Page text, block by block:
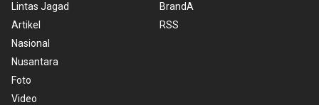
Lintas Jagad
Artikel
Nasional
Nusantara
Foto
Video
BrandA
RSS